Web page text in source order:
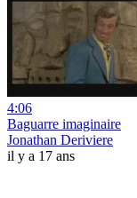
4:06
Baguarre imaginaire
Jonathan Deriviere
il y a 17 ans